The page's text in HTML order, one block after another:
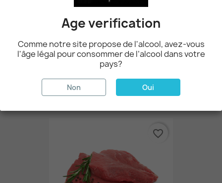
Crevettes Géantes ( Dégelées )
10,20 CHF
favorite_border
Age verification
Comme notre site propose de l'alcool, avez-vous
l'âge légal pour consommer de l’alcool dans votre
pays?
Non Oui